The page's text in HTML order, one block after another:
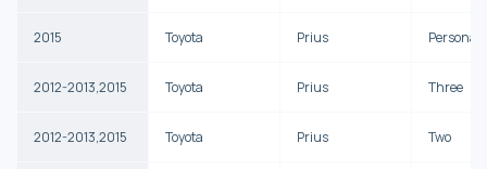
2015 Toyota Prius Persona
2012-2013,2015 Toyota Prius Three
2012-2013,2015 Toyota Prius Two